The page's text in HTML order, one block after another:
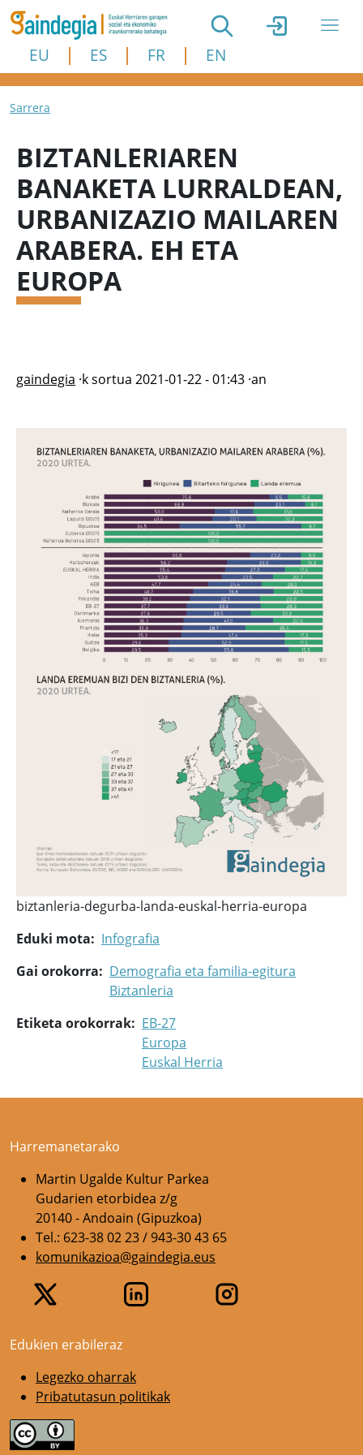
Skip to main content
EU ES FR EN
Breadcrumb
Sarrera
BIZTANLERIAREN
BANAKETA LURRALDEAN,
URBANIZAZIO MAILAREN
ARABERA. EH ETA
EUROPA
gaindegia ·k sortua 2021-01-22 - 01:43 ·an
biztanleria-degurba-landa-euskal-herria-europa
Eduki mota
Infografia
Gai orokorra
Demografia eta familia-egitura
Biztanleria
Etiketa orokorrak
EB-27
Europa
Euskal Herria
Harremanetarako
Martin Ugalde Kultur Parkea
Gudarien etorbidea z/g
20140 - Andoain (Gipuzkoa)
Tel.: 623-38 02 23 / 943-30 43 65
komunikazioa@gaindegia.eus
Edukien erabileraz
Legezko oharrak
Pribatutasun politikak